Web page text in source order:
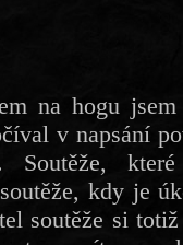
na hogu
v napsání
Soutěže,
kdy je
soutěže si